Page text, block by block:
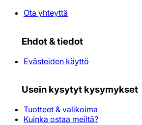
Ota yhteyttä
Ehdot & tiedot
Evästeiden käyttö
Usein kysytyt kysymykset
Tuotteet & valikoima
Kuinka ostaa meiltä?